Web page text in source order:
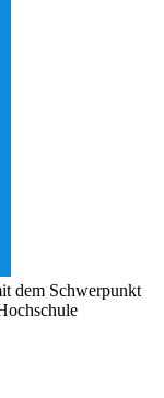
dem Schwerpunkt